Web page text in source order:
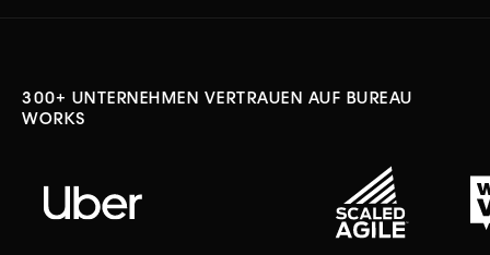
300+ UNTERNEHMEN VERTRAUEN AUF BUREAU
WORKS